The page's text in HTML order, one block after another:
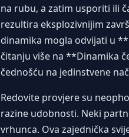
na rubu, a zatim usporiti ili
rezultira eksplozivnijim
dinamika mogla odvijati u
čitanju više na **Dinamika
čednošću na jedinstvene
Redovite provjere su
razine udobnosti. Neki
vrhunca. Ova zajednička